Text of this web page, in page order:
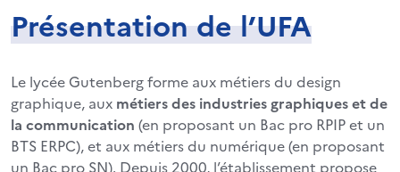
Présentation de l’UFA
Le lycée Gutenberg forme aux métiers du design
graphique, aux métiers des industries graphiques et de
la communication (en proposant un Bac pro RPIP et un
BTS ERPC), et aux métiers du numérique (en proposant
un Bac pro SN). Depuis 2000, l’établissement propose